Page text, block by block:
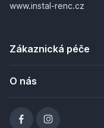
www.instal-renc.cz
Zákaznická péče
O nás